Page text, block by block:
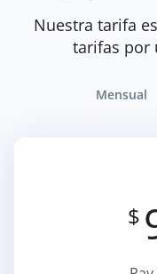
Nuestra tarifa
tarifas por
Mensual
$